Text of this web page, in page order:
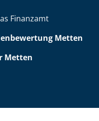
Finanzamt
Metten
Metten